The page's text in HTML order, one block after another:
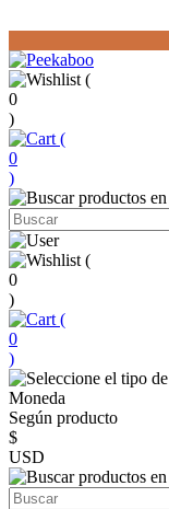
(
0
)
(
0
)
(
0
)
(
0
)
Moneda
Según producto
$
USD